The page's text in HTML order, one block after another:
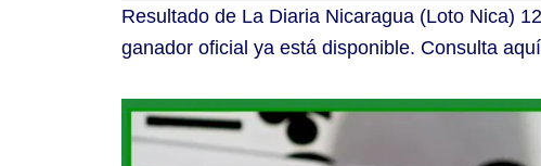
Resultado de La Diaria Nicaragua (Loto Nica)
ganador oficial ya está disponible. Consulta